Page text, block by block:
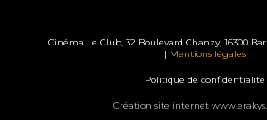
Cinéma Le Club, 32 Boulevard Chanzy, 16300
| Mentions légales
Politique de confidentialité
Création site internet